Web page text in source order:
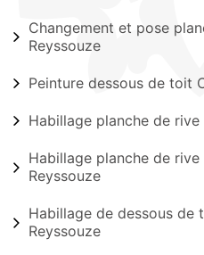
Changement et pose
Reyssouze
Peinture dessous de toit
Habillage planche de rive
Habillage planche de
Reyssouze
Habillage de dessous de
Reyssouze